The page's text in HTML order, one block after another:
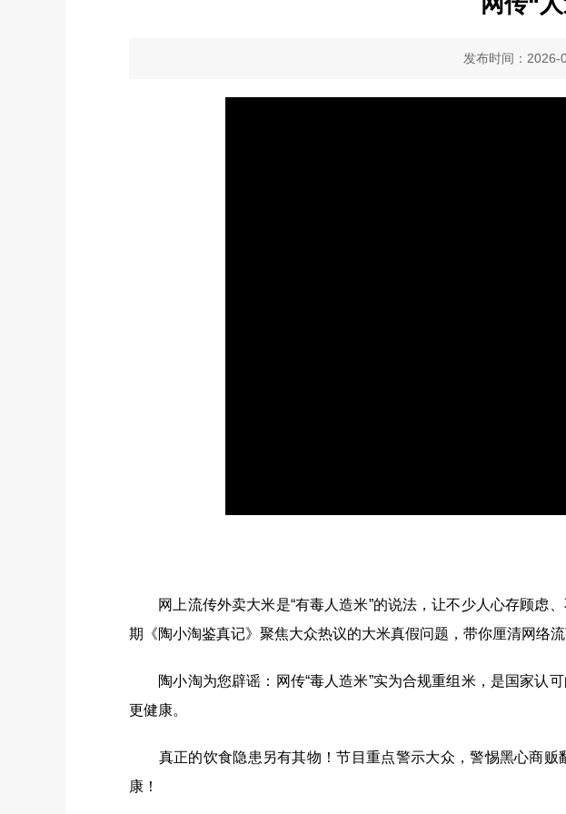
发布时间：2026-
网上流传外卖大米是“有毒人造米”的说法，让不少人心存顾虑
期《陶小淘鉴真记》聚焦大众热议的大米真假问题，带你厘清网络流
陶小淘为您辟谣：网传“毒人造米”实为合规重组米，是国家认
更健康。
真正的饮食隐患另有其物！节目重点警示大众，警惕黑心商贩
康！